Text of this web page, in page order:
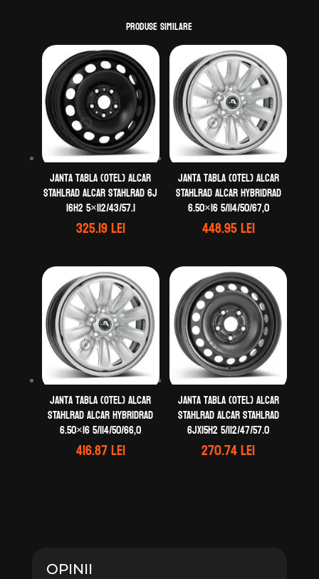
Produse similare
Janta tabla (otel) ALCAR
STAHLRAD ALCAR STAHLRAD 6J
16H2 5×112/43/57.1
325.19lei
Janta tabla (otel) ALCAR
STAHLRAD ALCAR HYBRIDRAD
6.50×16 5/114/50/67,0
448.95lei
Janta tabla (otel) ALCAR
STAHLRAD ALCAR HYBRIDRAD
6.50×16 5/114/50/66,0
416.87lei
Janta tabla (otel) ALCAR
STAHLRAD ALCAR STAHLRAD
6Jx15H2 5/112/47/57.0
270.74lei
OPINII